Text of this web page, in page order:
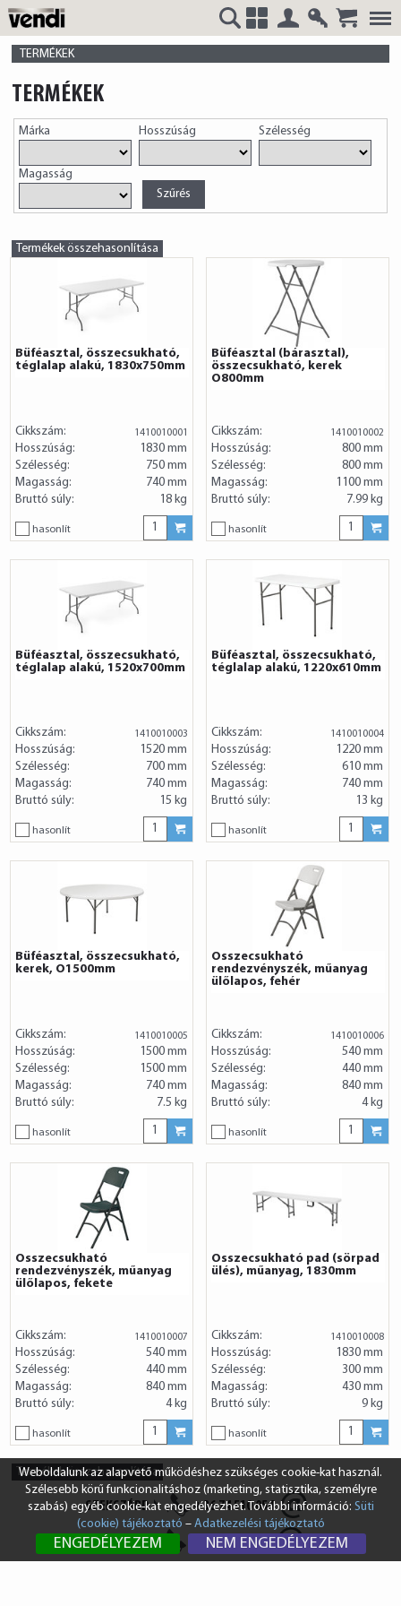
HUNGÁRIA
Kft.
SZEKSZÁRD +36 74 510 054
info@vendi.hu
BUDAPEST +36 1 431 8687
TERMÉKEK
TERMÉKEK
Márka Hosszúság Szélesség
Magasság
Termékek összehasonlítása
Büféasztal, összecsukható,
téglalap alakú, 1830x750mm
Cikkszám: 1410010001
Hosszúság:
1830 mm
Szélesség:
750 mm
Magasság:
740 mm
Bruttó súly:
18 kg
hasonlít
Büféasztal (bárasztal),
összecsukható, kerek
O800mm
Cikkszám: 1410010002
Hosszúság:
800 mm
Szélesség:
800 mm
Magasság:
1100 mm
Bruttó súly:
7.99 kg
hasonlít
Büféasztal, összecsukható,
téglalap alakú, 1520x700mm
Cikkszám: 1410010003
Hosszúság:
1520 mm
Szélesség:
700 mm
Magasság:
740 mm
Bruttó súly:
15 kg
hasonlít
Büféasztal, összecsukható,
téglalap alakú, 1220x610mm
Cikkszám: 1410010004
Hosszúság:
1220 mm
Szélesség:
610 mm
Magasság:
740 mm
Bruttó súly:
13 kg
hasonlít
Büféasztal, összecsukható,
kerek, O1500mm
Cikkszám: 1410010005
Hosszúság:
1500 mm
Szélesség:
1500 mm
Magasság:
740 mm
Bruttó súly:
7.5 kg
hasonlít
Összecsukható
rendezvényszék, műanyag
ülőlapos, fehér
Cikkszám: 1410010006
Hosszúság:
540 mm
Szélesség:
440 mm
Magasság:
840 mm
Bruttó súly:
4 kg
hasonlít
Összecsukható
rendezvényszék, műanyag
ülőlapos, fekete
Cikkszám: 1410010007
Hosszúság:
540 mm
Szélesség:
440 mm
Magasság:
840 mm
Bruttó súly:
4 kg
hasonlít
Összecsukható pad (sörpad
ülés), műanyag, 1830mm
Cikkszám: 1410010008
Hosszúság:
1830 mm
Szélesség:
300 mm
Magasság:
430 mm
Bruttó súly:
9 kg
hasonlít
Termékek összehasonlítása
Weboldalunk az alapvető működéshez szükséges cookie-kat használ.
Szélesebb körű funkcionalitáshoz (marketing, statisztika, személyre
szabás) egyéb cookie-kat engedélyezhet. További információ: Süti
(cookie) tájékoztató – Adatkezelési tájékoztató
ENGEDÉLYEZEM NEM ENGEDÉLYEZEM